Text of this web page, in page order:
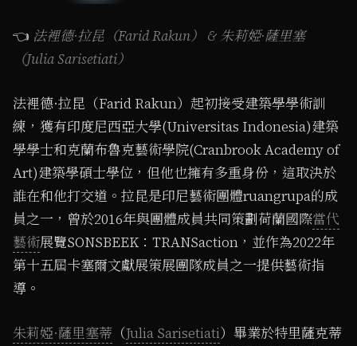
👈 法裡德·拉昆（Farid Rakun） & 朱莉婭·薩里塞
（Julia Sarisetiati）
法裡德·拉昆（Farid Rakun）起初接受建築學學術訓
練，獲有印度尼西亞大學(Universitas Indonesia)建築
學學士和克蘭布魯克藝術學院(Cranbrook Academy of
Art)建築學碩士學位，但他也擁有多重身份，這取決於
誰在和他打交道。拉昆是印尼藝術團體ruangrupa的成
員之一，曾於2016年與團體成員共同策劃荷蘭國際當代
藝術展覽SONSBEEK：TRANSaction，並作為2022年
第十五屆卡塞爾文獻展策展團隊成員之一提供藝術指
導。
朱莉婭·薩里塞蒂 （Julia Sarisetiati）畢業於特里薩克蒂